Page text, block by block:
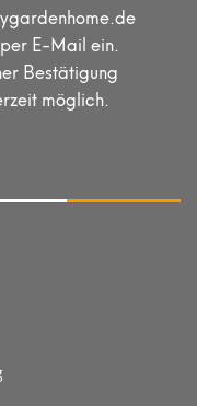
E-Mail ein.
Bestätigung
möglich.